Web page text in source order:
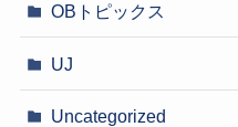
OBトピックス
UJ
Uncategorized